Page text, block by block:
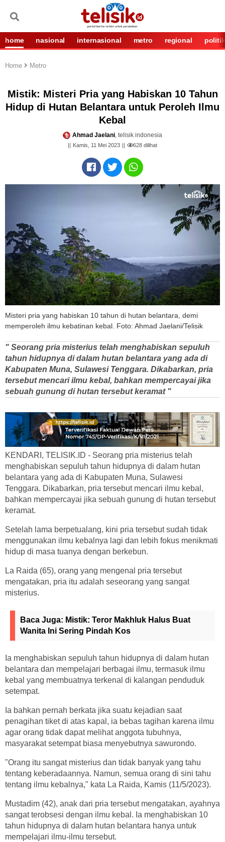
home nasional internasional metro regional politik
Home Metro
Mistik: Misteri Pria yang Habiskan 10 Tahun
Hidup di Hutan Belantara untuk Peroleh Ilmu
Kebal
Ahmad Jaelani, telisik indonesia
Kamis, 11 Mei 2023 628 dilihat
Misteri pria yang habiskan 10 tahun di hutan belantara, demi
memperoleh ilmu kebatinan kebal. Foto: Ahmad Jaelani/Telisik
" Seorang pria misterius telah menghabiskan sepuluh
tahun hidupnya di dalam hutan belantara yang ada di
Kabupaten Muna, Sulawesi Tenggara. Dikabarkan, pria
tersebut mencari ilmu kebal, bahkan mempercayai jika
sebuah gunung di hutan tersebut keramat "
KENDARI, TELISIK.ID - Seorang pria misterius telah
menghabiskan sepuluh tahun hidupnya di dalam hutan
belantara yang ada di Kabupaten Muna, Sulawesi
Tenggara. Dikabarkan, pria tersebut mencari ilmu kebal,
bahkan mempercayai jika sebuah gunung di hutan tersebut
keramat.
Setelah lama berpetualang, kini pria tersebut sudah tidak
menggunakan ilmu kebalnya lagi dan lebih fokus menikmati
hidup di masa tuanya dengan berkebun.
La Raida (65), orang yang mengenal pria tersebut
mengatakan, pria itu adalah seseorang yang sangat
misterius.
Baca Juga: Mistik: Teror Makhluk Halus Buat
Wanita Ini Sering Pindah Kos
Ia menghabiskan sepuluh tahun hidupnya di dalam hutan
belantara dan mempelajari berbagai ilmu, termasuk ilmu
kebal yang membuatnya terkenal di kalangan penduduk
setempat.
Ia bahkan pernah berkata jika suatu kejadian saat
penagihan tiket di atas kapal, ia bebas tagihan karena ilmu
agar orang tidak dapat melihat anggota tubuhnya,
masyarakat setempat biasa menyebutnya sawurondo.
"Orang itu sangat misterius dan tidak banyak yang tahu
tentang keberadaannya. Namun, semua orang di sini tahu
tentang ilmu kebalnya," kata La Raida, Kamis (11/5/2023).
Mustadim (42), anak dari pria tersebut mengatakan, ayahnya
sangat terobsesi dengan ilmu kebal. Ia menghabiskan 10
tahun hidupnya di dalam hutan belantara hanya untuk
mempelajari ilmu-ilmu tersebut.